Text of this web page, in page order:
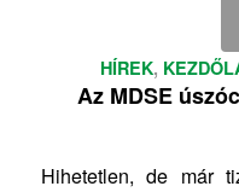
HÍREK,
Az MDSE
Hihetetlen, de már